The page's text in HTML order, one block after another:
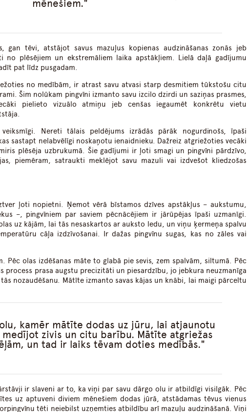
mēnešiem.
gan tēvi, atstājot savus mazuļus kopienas audzināšanas zonās jeb
no plēsējiem un ekstremāliem laika apstākļiem. Lielā daļā gadījumu
pat līdz pusgadam.
no medībām, ir atrast savu atvasi starp desmitiem tūkstošu citu
Šim nolūkam pingvīni izmanto savu izcilo dzirdi un saziņas prasmes,
pielieto vizuālo atmiņu jeb cenšas iegaumēt konkrētu vietu
Nereti tālais peldējums izrādās pārāk nogurdinošs, īpaši
sastapt nelabvēlīgi noskaņotu ienaidnieku. Dažreiz atgriežoties vecāki
plēsēja uzbrukumā. Šie gadījumi ir ļoti smagi un pingvīni pārdzīvo,
piemēram, satraukti meklējot savu mazuli vai izdvešot kliedzošas
ļoti nopietni. Ņemot vērā bīstamos dzīves apstākļus – aukstumu,
–, pingvīniem par saviem pēcnācējiem ir jārūpējas īpaši uzmanīgi.
uz kājām, lai tās nesaskartos ar auksto ledu, un viņu ķermeņa spalvu
cāļa izdzīvošanai. Ir dažas pingvīnu sugas, kas no zāles vai
Pēc olas izdēšanas māte to glabā pie sevis, zem spalvām, siltumā. Pēc
process prasa augstu precizitāti un piesardzību, jo jebkura neuzmanīga
nozaudēšanu. Mātīte izmanto savas kājas un knābi, lai maigi pārceltu
kamēr mātīte dodas uz jūru, lai atjaunotu
zivis un citu barību. Mātīte atgriežas
un tad ir laiks tēvam doties medībās.
ir slaveni ar to, ka viņi par savu dārgo olu ir atbildīgi visilgāk. Pēc
uz aptuveni diviem mēnešiem dodas jūrā, atstādamas tēvus vienus
tēti neiebilst uzņemties atbildību arī mazuļu audzināšanā. Viņi